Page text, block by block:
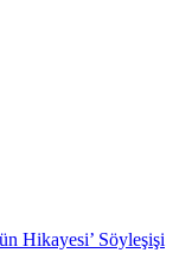
Hikayesi’ Söyleşişi